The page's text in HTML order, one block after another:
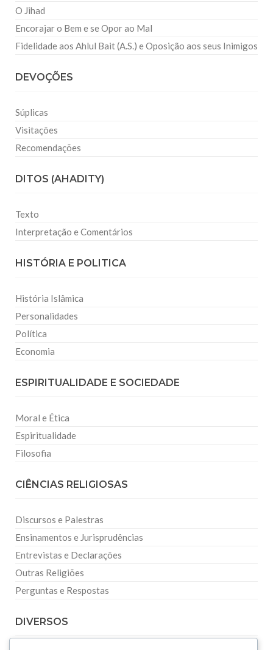
O Jihad
Encorajar o Bem e se Opor ao Mal
Fidelidade aos Ahlul Bait (A.S.) e Oposição aos seus Inimigos
DEVOÇÕES
Súplicas
Visitações
Recomendações
DITOS (AHADITY)
Texto
Interpretação e Comentários
HISTÓRIA E POLITICA
História Islâmica
Personalidades
Política
Economia
ESPIRITUALIDADE E SOCIEDADE
Moral e Ética
Espiritualidade
Filosofia
CIÊNCIAS RELIGIOSAS
Discursos e Palestras
Ensinamentos e Jurisprudências
Entrevistas e Declarações
Outras Religiões
Perguntas e Respostas
DIVERSOS